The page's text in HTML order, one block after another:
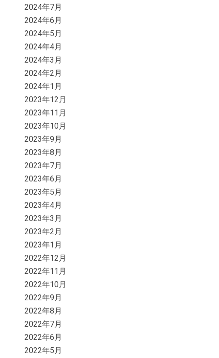
2024年7月
2024年6月
2024年5月
2024年4月
2024年3月
2024年2月
2024年1月
2023年12月
2023年11月
2023年10月
2023年9月
2023年8月
2023年7月
2023年6月
2023年5月
2023年4月
2023年3月
2023年2月
2023年1月
2022年12月
2022年11月
2022年10月
2022年9月
2022年8月
2022年7月
2022年6月
2022年5月